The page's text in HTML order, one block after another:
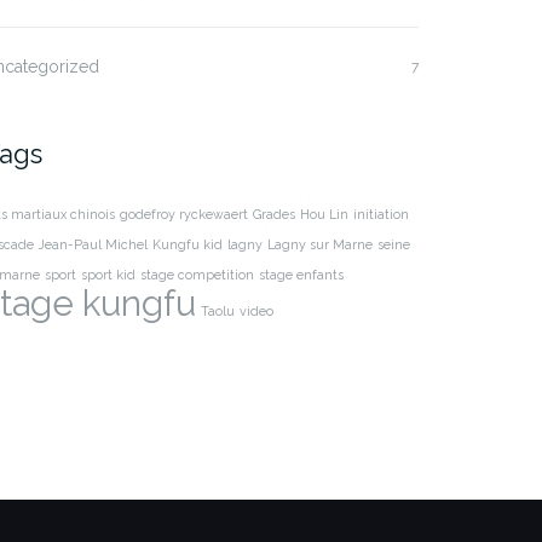
7
martiaux chinois godefroy ryckewaert Grades Hou Lin initiation
Jean-Paul Michel Kungfu kid lagny Lagny sur Marne seine
sport sport kid stage competition stage enfants
kungfu Taolu video